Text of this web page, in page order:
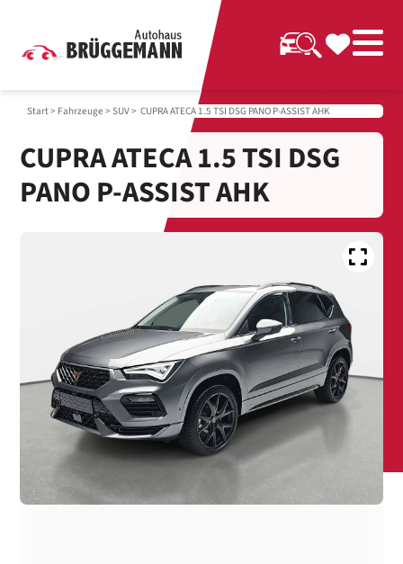
Start> Fahrzeuge > SUV> CUPRA ATECA 1.5 TSI DSG PANO P-ASSIST AHK
CUPRA ATECA 1.5 TSI DSG
PANO P-ASSIST AHK